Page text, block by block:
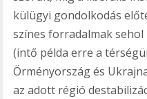
külügyi gondolkodás
színes forradalmak
(intő példa erre a
Örményország és
az adott régió